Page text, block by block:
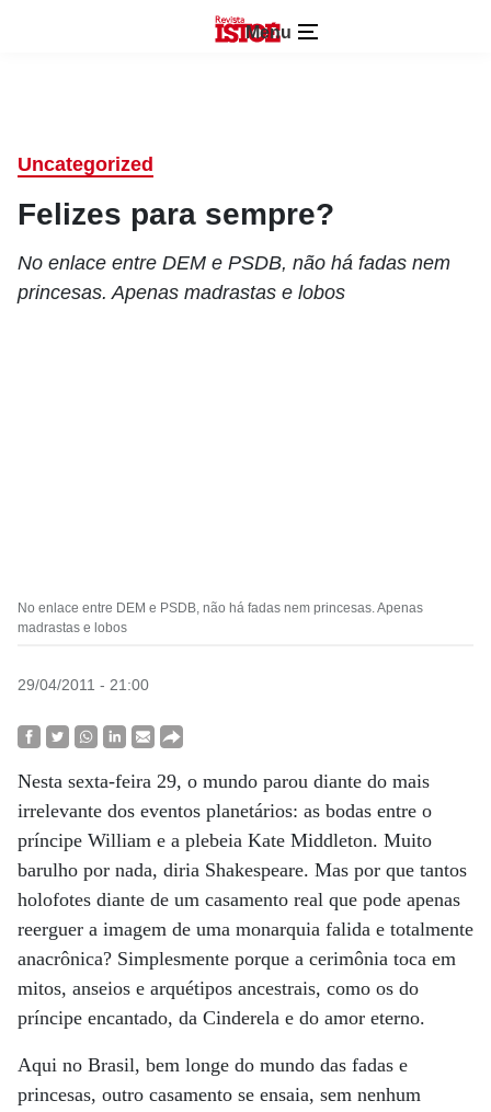
Menu
Uncategorized
Felizes para sempre?
No enlace entre DEM e PSDB, não há fadas nem
princesas. Apenas madrastas e lobos
No enlace entre DEM e PSDB, não há fadas nem princesas. Apenas
madrastas e lobos
29/04/2011 - 21:00
Nesta sexta-feira 29, o mundo parou diante do mais
irrelevante dos eventos planetários: as bodas entre o
príncipe William e a plebeia Kate Middleton. Muito
barulho por nada, diria Shakespeare. Mas por que tantos
holofotes diante de um casamento real que pode apenas
reerguer a imagem de uma monarquia falida e totalmente
anacrônica? Simplesmente porque a cerimônia toca em
mitos, anseios e arquétipos ancestrais, como os do
príncipe encantado, da Cinderela e do amor eterno.
Aqui no Brasil, bem longe do mundo das fadas e
princesas, outro casamento se ensaia, sem nenhum